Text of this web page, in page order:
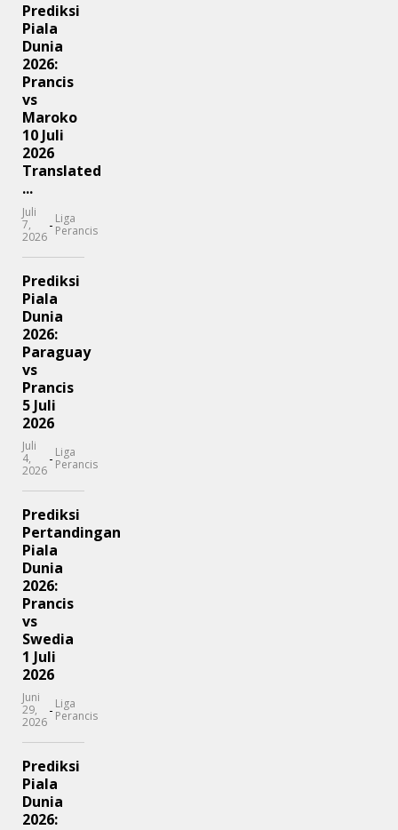
Prediksi
Piala
Dunia
2026:
Prancis
vs
Maroko
10 Juli
2026
Translated
...
Juli
7,
2026
- Liga
Perancis
Prediksi
Piala
Dunia
2026:
Paraguay
vs
Prancis
5 Juli
2026
Juli
4,
2026
- Liga
Perancis
Prediksi
Pertandingan
Piala
Dunia
2026:
Prancis
vs
Swedia
1 Juli
2026
Juni
29,
2026
- Liga
Perancis
Prediksi
Piala
Dunia
2026: